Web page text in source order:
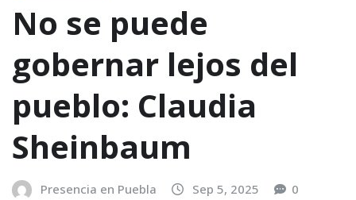
No se puede
gobernar lejos del
pueblo: Claudia
Sheinbaum
Presencia en Puebla Sep 5, 2025 0